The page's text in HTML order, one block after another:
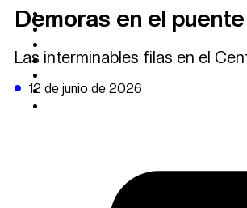
AGRO
DEPORTES
POLÍTICA
DATA FIRME
Demoras en el
Las interminables filas en el
12 de junio de 2026